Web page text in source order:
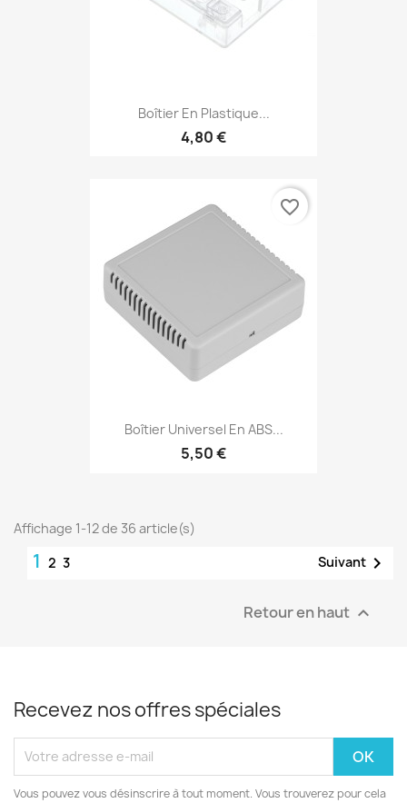
Boîtier En Plastique...
4,80 €
Boîtier Universel En ABS...
5,50 €
favorite_border
Affichage 1-12 de 36 article(s)
1 2 3 Suivant 
Retour en haut 
Recevez nos offres spéciales
Vous pouvez vous désinscrire à tout moment. Vous trouverez pour cela